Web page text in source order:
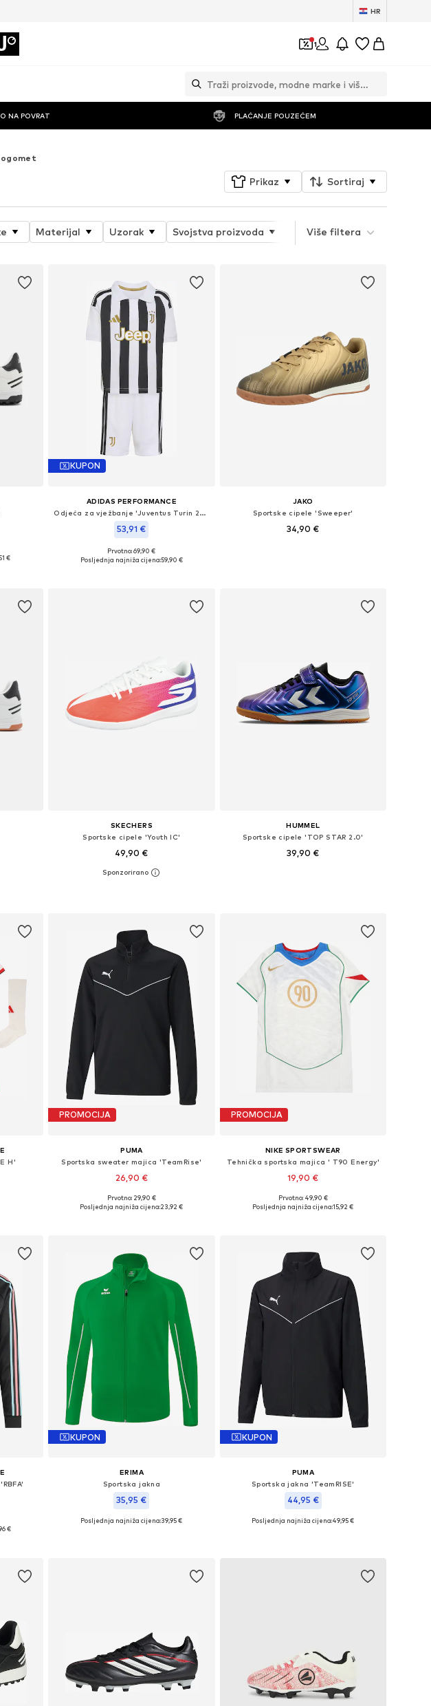
HR
1
NA POVRAT PLAĆANJE POUZEĆEM
Prikaz Sortiraj
Materijal Uzorak Svojstva proizvoda Vrsta sporta
Više filtera
€
KUPON
ADIDAS PERFORMANCE
Odjeća za vježbanje 'Juventus Turin 26/27'
53,91 €
Dostupne veličine: 92, 98, 104, 116
Prvotno: 69,90 €
Posljednja najniža cijena:59,90 €
JAKO
Sportske cipele 'Sweeper'
34,90 €
SKECHERS
Sportske cipele 'Youth IC'
49,90 €
Dostupno u više veličina
HUMMEL
Sportske cipele 'TOP STAR 2.0'
39,90 €
H'
PROMOCIJA
PUMA
Sportska sweater majica 'TeamRise'
26,90 €
Prvotno: 29,90 €
Posljednja najniža cijena:23,92 €
PROMOCIJA
NIKE SPORTSWEAR
Tehnička sportska majica ' T90 Energy'
19,90 €
Dostupne veličine: 128-138, 138-147
Prvotno: 49,90 €
Posljednja najniža cijena:15,92 €
€
KUPON
ERIMA
Sportska jakna
35,95 €
Dostupne veličine: 116, 128, 140, 152, 164
Posljednja najniža cijena:39,95 €
KUPON
PUMA
Sportska jakna 'TeamRISE'
44,95 €
Posljednja najniža cijena:49,95 €